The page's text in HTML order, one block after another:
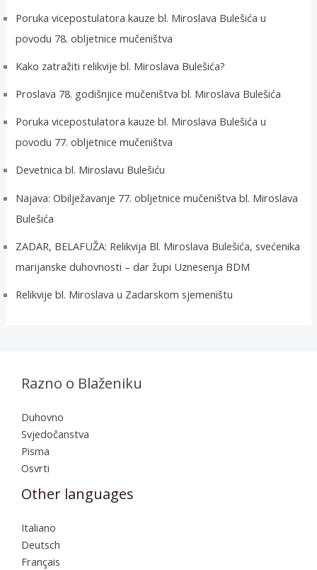
Poruka vicepostulatora kauze bl. Miroslava Bulešića u
povodu 78. obljetnice mučeništva
Kako zatražiti relikvije bl. Miroslava Bulešića?
Proslava 78. godišnjice mučeništva bl. Miroslava Bulešića
Poruka vicepostulatora kauze bl. Miroslava Bulešića u
povodu 77. obljetnice mučeništva
Devetnica bl. Miroslavu Bulešiću
Najava: Obilježavanje 77. obljetnice mučeništva bl. Miroslava
Bulešića
ZADAR, BELAFUŽA: Relikvija Bl. Miroslava Bulešića, svećenika
marijanske duhovnosti – dar župi Uznesenja BDM
Relikvije bl. Miroslava u Zadarskom sjemeništu
Razno o Blaženiku
Duhovno
Svjedočanstva
Pisma
Osvrti
Other languages
Italiano
Deutsch
Français